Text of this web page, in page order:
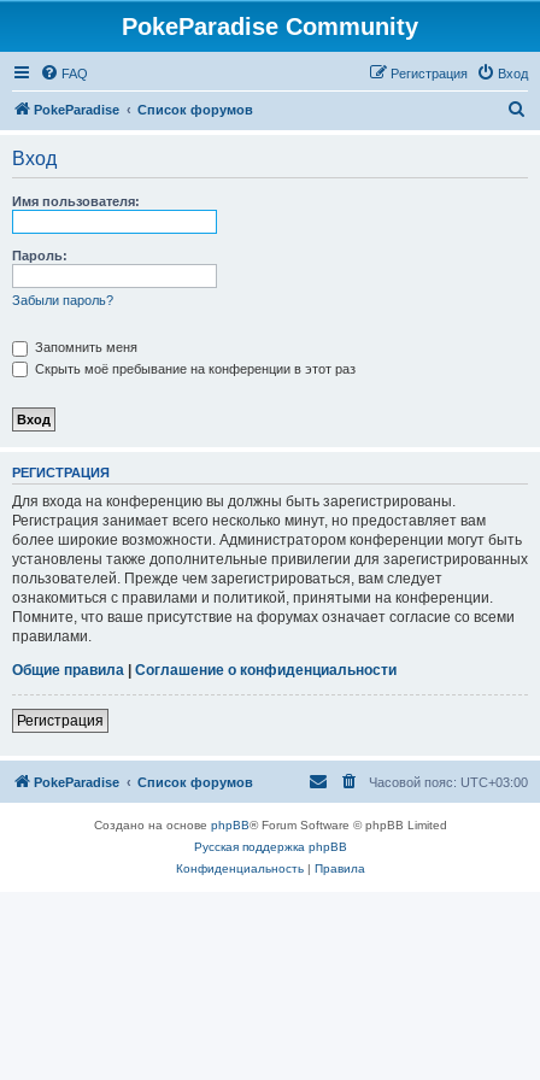
PokeParadise Community
FAQ Вход
Регистрация
PokeParadise Список форумов
Вход
Имя пользователя:
Пароль:
Забыли пароль?
Запомнить меня
Скрыть моё пребывание на конференции в этот раз
РЕГИСТРАЦИЯ
Для входа на конференцию вы должны быть зарегистрированы.
Регистрация занимает всего несколько минут, но предоставляет вам
более широкие возможности. Администратором конференции могут быть
установлены также дополнительные привилегии для зарегистрированных
пользователей. Прежде чем зарегистрироваться, вам следует
ознакомиться с правилами и политикой, принятыми на конференции.
Помните, что ваше присутствие на форумах означает согласие со всеми
правилами.
Общие правила | Соглашение о конфиденциальности
Регистрация
PokeParadise Список форумов Часовой пояс: UTC+03:00
Создано на основе phpBB® Forum Software © phpBB Limited
Русская поддержка phpBB
Конфиденциальность| Правила